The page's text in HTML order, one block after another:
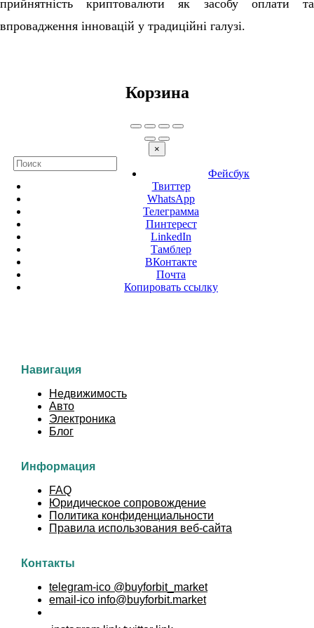
прийнятність криптовалюти як засобу оплати та
впровадження інновацій у традиційні галузі.
Корзина
×
Фейсбук
Твиттер
WhatsApp
Телеграмма
Пинтерест
LinkedIn
Тамблер
ВКонтакте
Почта
Копировать ссылку
Навигация
Недвижимость
Авто
Электроника
Блог
Информация
FAQ
Юридическое сопровождение
Политика конфиденциальности
Правила использования веб-сайта
Контакты
@buyforbit_market
info@buyforbit.market